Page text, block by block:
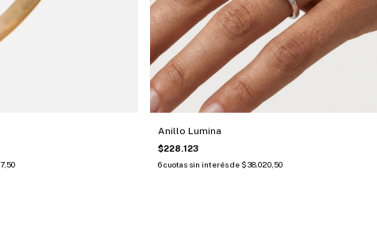
Anillo Lumina
$228.123
6 cuotas sin interés de $38.020,50